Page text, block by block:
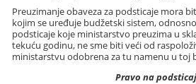
Preuzimanje obaveza za podsticaje mora
kojim se uređuje budžetski sistem,
podsticaje koje ministarstvo preuzima u
tekuću godinu, ne sme biti veći od
ministarstvu odobrena za tu namenu u toj
Pravo na